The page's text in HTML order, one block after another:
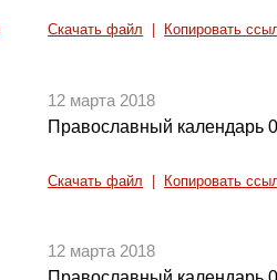
Скачать файл Копировать
12 марта 2018
Православный календарь
Скачать файл Копировать
12 марта 2018